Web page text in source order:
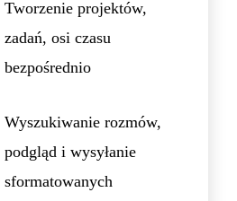
Tworzenie projektów,
zadań, osi czasu
bezpośrednio
Wyszukiwanie rozmów,
podgląd i wysyłanie
sformatowanych